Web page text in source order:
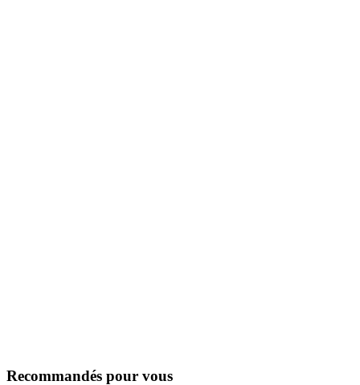
Recommandés pour vous